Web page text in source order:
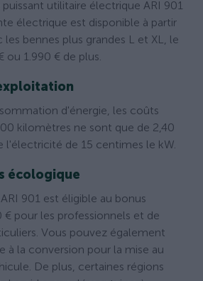
utilitaire électrique ARI 901
électrique est disponible à partir
les bennes plus grandes L et XL, le
1.990 € de plus.
d'énergie, les coûts
kilomètres ne sont que de 2,40
l'électricité de 15 centimes le kW.
écologique
901 est éligible au bonus
pour les professionnels et de
Vous pouvez également
à la conversion pour la mise au
De plus, certaines régions